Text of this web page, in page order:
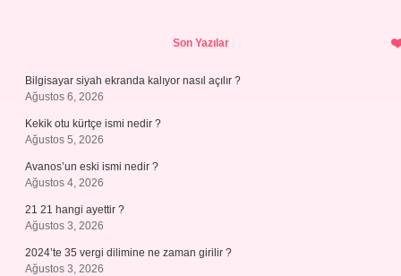
Son Yazılar
Bilgisayar siyah ekranda kalıyor nasıl açılır ?
Ağustos 6, 2026
Kekik otu kürtçe ismi nedir ?
Ağustos 5, 2026
Avanos’un eski ismi nedir ?
Ağustos 4, 2026
21 21 hangi ayettir ?
Ağustos 3, 2026
2024’te 35 vergi dilimine ne zaman girilir ?
Ağustos 3, 2026